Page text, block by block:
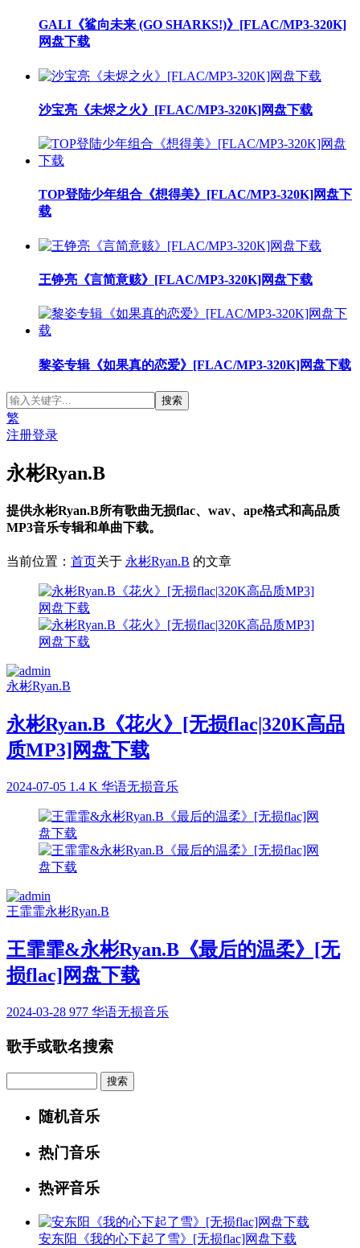
GALI《鲨向未来 (GO SHARKS!)》[FLAC/MP3-320K]
网盘下载
沙宝亮《未烬之火》[FLAC/MP3-320K]网盘下载
TOP登陆少年组合《想得美》[FLAC/MP3-320K]网盘下
载
王铮亮《言简意赅》[FLAC/MP3-320K]网盘下载
黎姿专辑《如果真的恋爱》[FLAC/MP3-320K]网盘下载
繁
注册登录
永彬Ryan.B
提供永彬Ryan.B所有歌曲无损flac、wav、ape格式和高品质
MP3音乐专辑和单曲下载。
当前位置： 首页关于 永彬Ryan.B 的文章
永彬Ryan.B
永彬Ryan.B《花火》[无损flac|320K高品
质MP3]网盘下载
2024-07-05 1.4 K 华语无损音乐
王霏霏永彬Ryan.B
王霏霏&永彬Ryan.B《最后的温柔》[无
损flac]网盘下载
2024-03-28 977 华语无损音乐
歌手或歌名搜索
随机音乐
热门音乐
热评音乐
安东阳《我的心下起了雪》[无损flac]网盘下载